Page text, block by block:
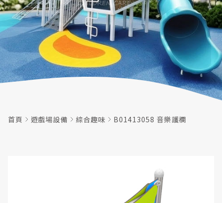
實際案例
聯絡我們
首頁 遊戲場設備 綜合趣味 B01413058 音樂護欄